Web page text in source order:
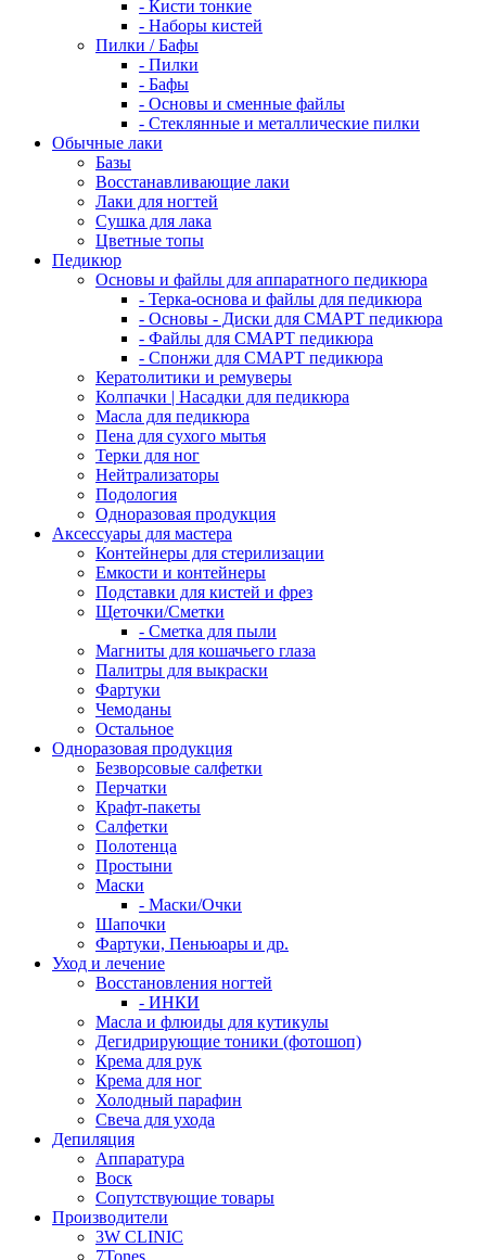
- Кисти тонкие
- Наборы кистей
Пилки / Бафы
- Пилки
- Бафы
- Основы и сменные файлы
- Стеклянные и металлические пилки
Обычные лаки
Базы
Восстанавливающие лаки
Лаки для ногтей
Сушка для лака
Цветные топы
Педикюр
Основы и файлы для аппаратного педикюра
- Терка-основа и файлы для педикюра
- Основы - Диски для СМАРТ педикюра
- Файлы для СМАРТ педикюра
- Спонжи для СМАРТ педикюра
Кератолитики и ремуверы
Колпачки | Насадки для педикюра
Масла для педикюра
Пена для сухого мытья
Терки для ног
Нейтрализаторы
Подология
Одноразовая продукция
Аксессуары для мастера
Контейнеры для стерилизации
Емкости и контейнеры
Подставки для кистей и фрез
Щеточки/Сметки
- Сметка для пыли
Магниты для кошачьего глаза
Палитры для выкраски
Фартуки
Чемоданы
Остальное
Одноразовая продукция
Безворсовые салфетки
Перчатки
Крафт-пакеты
Салфетки
Полотенца
Простыни
Маски
- Маски/Очки
Шапочки
Фартуки, Пеньюары и др.
Уход и лечение
Восстановления ногтей
- ИНКИ
Масла и флюиды для кутикулы
Дегидрирующие тоники (фотошоп)
Крема для рук
Крема для ног
Холодный парафин
Свеча для ухода
Депиляция
Аппаратура
Воск
Сопутствующие товары
Производители
3W CLINIC
7Tones